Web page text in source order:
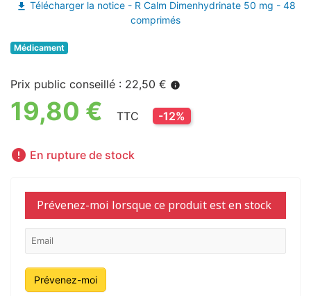
file_download Télécharger la notice - R Calm Dimenhydrinate 50 mg - 48
comprimés
Médicament
Prix public conseillé : 22,50 € info
19,80 € TTC -12%
 En rupture de stock
Prévenez-moi lorsque ce produit est en stock
Prévenez-moi